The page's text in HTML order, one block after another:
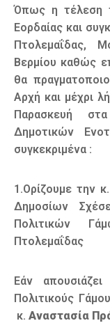
Όπως η τέλεση
Εορδαίας και
Πτολεμαΐδας,
Βερμίου καθώς
θα
Αρχή και μέχρι
Παρασκευή
Δημοτικών
συγκεκριμένα :
1.Ορίζουμε την κ.
Δημοσίων
Πολιτικών
Πτολεμαΐδας
Εάν
Πολιτικούς
κ. Αναστασία